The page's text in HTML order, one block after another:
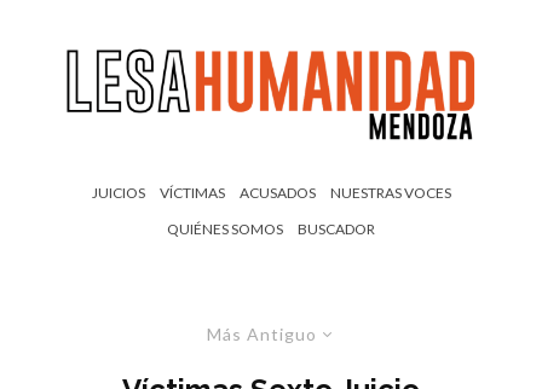
JUICIOS VÍCTIMAS ACUSADOS
NUESTRAS VOCES
QUIÉNES SOMOS
BUSCADOR
Más Antiguo